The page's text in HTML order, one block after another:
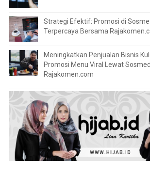
Strategi Efektif: Promosi di
Terpercaya Bersama
Meningkatkan Penjualan Bisnis
Promosi Menu Viral Lewat
Rajakomen.com